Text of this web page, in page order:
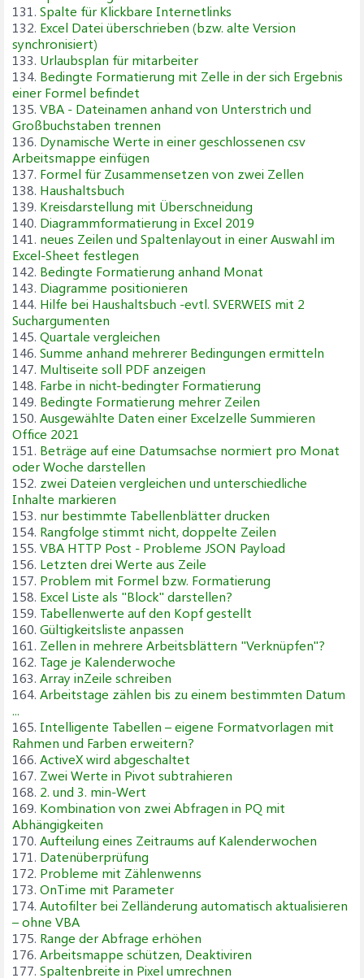
131. Spalte für Klickbare Internetlinks
132. Excel Datei überschrieben (bzw. alte Version
synchronisiert)
133. Urlaubsplan für mitarbeiter
134. Bedingte Formatierung mit Zelle in der sich Ergebnis
einer Formel befindet
135. VBA - Dateinamen anhand von Unterstrich und
Großbuchstaben trennen
136. Dynamische Werte in einer geschlossenen csv
Arbeitsmappe einfügen
137. Formel für Zusammensetzen von zwei Zellen
138. Haushaltsbuch
139. Kreisdarstellung mit Überschneidung
140. Diagrammformatierung in Excel 2019
141. neues Zeilen und Spaltenlayout in einer Auswahl im
Excel-Sheet festlegen
142. Bedingte Formatierung anhand Monat
143. Diagramme positionieren
144. Hilfe bei Haushaltsbuch -evtl. SVERWEIS mit 2
Suchargumenten
145. Quartale vergleichen
146. Summe anhand mehrerer Bedingungen ermitteln
147. Multiseite soll PDF anzeigen
148. Farbe in nicht-bedingter Formatierung
149. Bedingte Formatierung mehrer Zeilen
150. Ausgewählte Daten einer Excelzelle Summieren
Office 2021
151. Beträge auf eine Datumsachse normiert pro Monat
oder Woche darstellen
152. zwei Dateien vergleichen und unterschiedliche
Inhalte markieren
153. nur bestimmte Tabellenblätter drucken
154. Rangfolge stimmt nicht, doppelte Zeilen
155. VBA HTTP Post - Probleme JSON Payload
156. Letzten drei Werte aus Zeile
157. Problem mit Formel bzw. Formatierung
158. Excel Liste als "Block" darstellen?
159. Tabellenwerte auf den Kopf gestellt
160. Gültigkeitsliste anpassen
161. Zellen in mehrere Arbeitsblättern "Verknüpfen"?
162. Tage je Kalenderwoche
163. Array inZeile schreiben
164. Arbeitstage zählen bis zu einem bestimmten Datum
...
165. Intelligente Tabellen – eigene Formatvorlagen mit
Rahmen und Farben erweitern?
166. ActiveX wird abgeschaltet
167. Zwei Werte in Pivot subtrahieren
168. 2. und 3. min-Wert
169. Kombination von zwei Abfragen in PQ mit
Abhängigkeiten
170. Aufteilung eines Zeitraums auf Kalenderwochen
171. Datenüberprüfung
172. Probleme mit Zählenwenns
173. OnTime mit Parameter
174. Autofilter bei Zelländerung automatisch aktualisieren
– ohne VBA
175. Range der Abfrage erhöhen
176. Arbeitsmappe schützen, Deaktiviren
177. Spaltenbreite in Pixel umrechnen